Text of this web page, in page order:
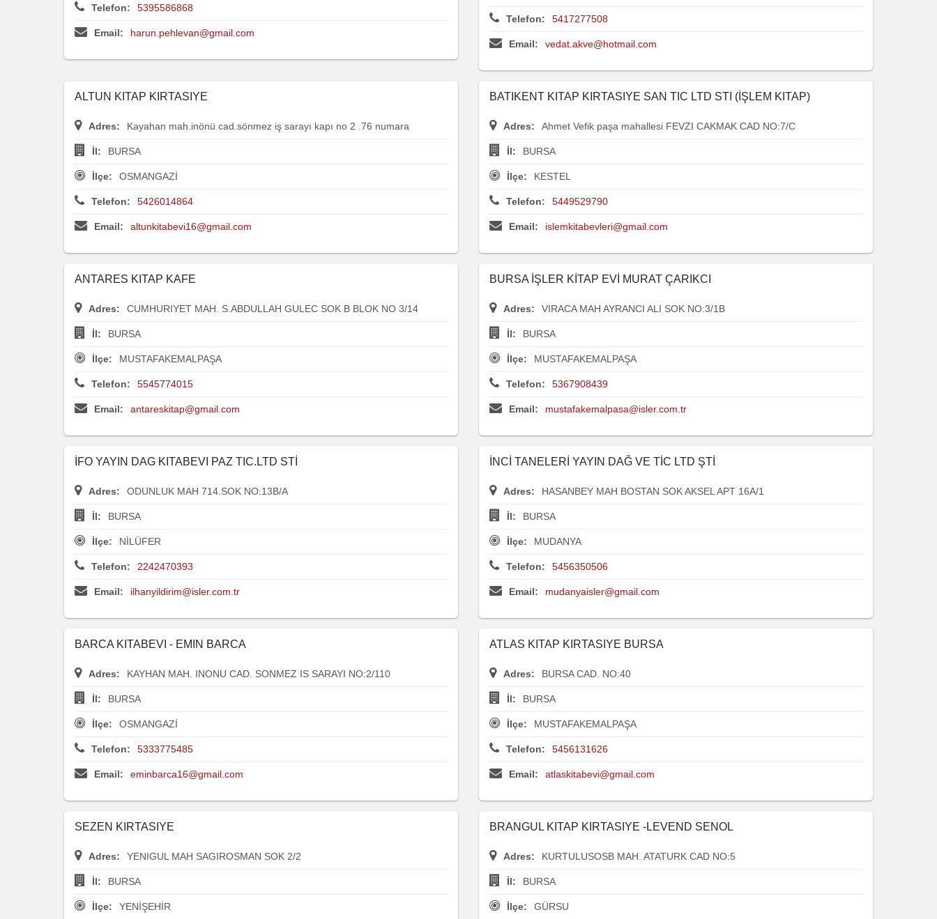
Telefon: 5395586868
Email: harun.pehlevan@gmail.com
Telefon: 5417277508
Email: vedat.akve@hotmail.com
ALTUN KITAP KIRTASIYE
Adres: Kayahan mah.inönü cad.sönmez iş sarayı kapı no 2 .76 numara
İl: BURSA
İlçe: OSMANGAZİ
Telefon: 5426014864
Email: altunkitabevi16@gmail.com
BATIKENT KITAP KIRTASIYE SAN TIC LTD STI (İŞLEM KITAP)
Adres: Ahmet Vefik paşa mahallesi FEVZI CAKMAK CAD NO:7/C
İl: BURSA
İlçe: KESTEL
Telefon: 5449529790
Email: islemkitabevleri@gmail.com
ANTARES KITAP KAFE
Adres: CUMHURIYET MAH. S.ABDULLAH GULEC SOK B BLOK NO 3/14
İl: BURSA
İlçe: MUSTAFAKEMALPAŞA
Telefon: 5545774015
Email: antareskitap@gmail.com
BURSA İŞLER KİTAP EVİ MURAT ÇARIKCI
Adres: VIRACA MAH AYRANCI ALI SOK NO:3/1B
İl: BURSA
İlçe: MUSTAFAKEMALPAŞA
Telefon: 5367908439
Email: mustafakemalpasa@isler.com.tr
İFO YAYIN DAG KITABEVI PAZ TIC.LTD STİ
Adres: ODUNLUK MAH 714.SOK NO:13B/A
İl: BURSA
İlçe: NİLÜFER
Telefon: 2242470393
Email: ilhanyildirim@isler.com.tr
İNCİ TANELERİ YAYIN DAĞ VE TİC LTD ŞTİ
Adres: HASANBEY MAH BOSTAN SOK AKSEL APT 16A/1
İl: BURSA
İlçe: MUDANYA
Telefon: 5456350506
Email: mudanyaisler@gmail.com
BARCA KITABEVI - EMIN BARCA
Adres: KAYHAN MAH. INONU CAD. SONMEZ IS SARAYI NO:2/110
İl: BURSA
İlçe: OSMANGAZİ
Telefon: 5333775485
Email: eminbarca16@gmail.com
ATLAS KITAP KIRTASIYE BURSA
Adres: BURSA CAD. NO:40
İl: BURSA
İlçe: MUSTAFAKEMALPAŞA
Telefon: 5456131626
Email: atlaskitabevi@gmail.com
SEZEN KIRTASIYE
Adres: YENIGUL MAH SAGIROSMAN SOK 2/2
İl: BURSA
İlçe: YENİŞEHİR
BRANGUL KITAP KIRTASIYE -LEVEND SENOL
Adres: KURTULUSOSB MAH. ATATURK CAD NO:5
İl: BURSA
İlçe: GÜRSU